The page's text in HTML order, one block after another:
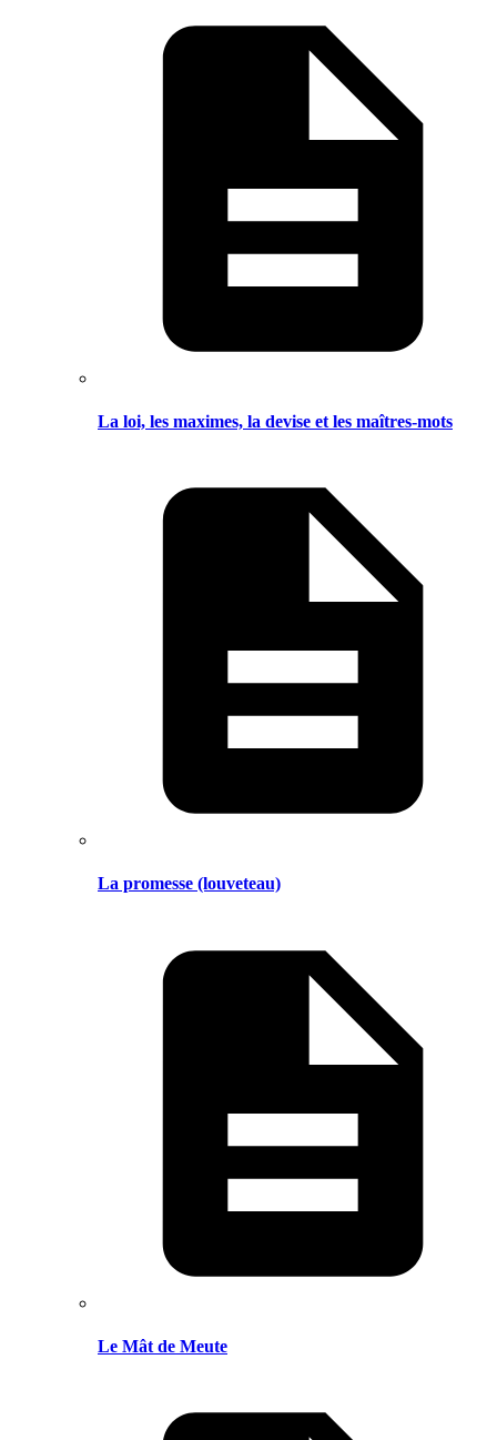
La loi, les maximes, la devise et les maîtres-mots
La promesse (louveteau)
Le Mât de Meute